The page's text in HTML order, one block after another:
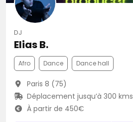
DJ
Elias B.
Afro Dance Dance hall
Paris 8 (75)
Déplacement jusqu’à 300 kms
À partir de 450€